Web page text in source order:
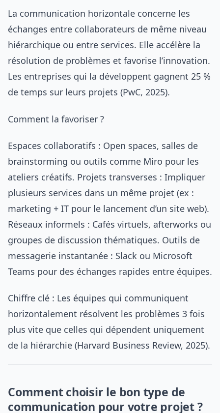
La communication horizontale concerne les
échanges entre collaborateurs de même niveau
hiérarchique ou entre services. Elle accélère la
résolution de problèmes et favorise l’innovation.
Les entreprises qui la développent gagnent 25 %
de temps sur leurs projets (PwC, 2025).
Comment la favoriser ?
Espaces collaboratifs : Open spaces, salles de
brainstorming ou outils comme Miro pour les
ateliers créatifs. Projets transverses : Impliquer
plusieurs services dans un même projet (ex :
marketing + IT pour le lancement d’un site web).
Réseaux informels : Cafés virtuels, afterworks ou
groupes de discussion thématiques. Outils de
messagerie instantanée : Slack ou Microsoft
Teams pour des échanges rapides entre équipes.
Chiffre clé : Les équipes qui communiquent
horizontalement résolvent les problèmes 3 fois
plus vite que celles qui dépendent uniquement
de la hiérarchie (Harvard Business Review, 2025).
Comment choisir le bon type de
communication pour votre projet ?